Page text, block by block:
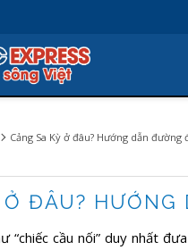
Cảng Sa Kỳ ở đâu? Hướng dẫn
Ở ĐÂU?
“chiếc cầu nối” duy nhất